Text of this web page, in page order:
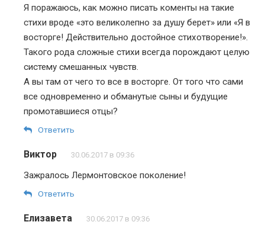
Я поражаюсь, как можно писать коменты на такие
стихи вроде «это великолепно за душу берет» или «Я в
восторге! Действительно достойное стихотворение!».
Такого рода сложные стихи всегда порождают целую
систему смешанных чувств.
А вы там от чего то все в восторге. От того что сами
все одновременно и обманутые сыны и будущие
промотавшиеся отцы?
Ответить
Виктор 30.06.2017 в 09:36
Зажралось Лермонтовское поколение!
Ответить
Елизавета 30.06.2017 в 09:36